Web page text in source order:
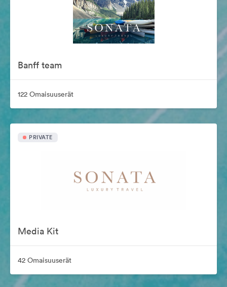
Banff team
122 Omaisuuserät
PRIVATE
Media Kit
42 Omaisuuserät